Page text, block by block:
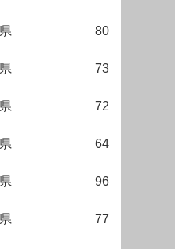
80
73
72
64
96
77